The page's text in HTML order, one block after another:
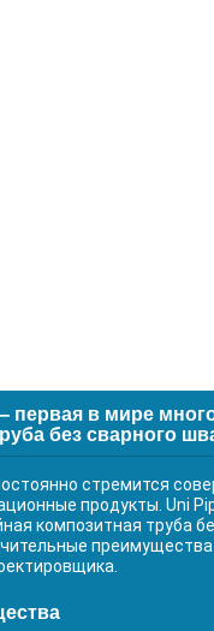
первая в мире
без сварного
стремится
продукты. Uni
композитная труба